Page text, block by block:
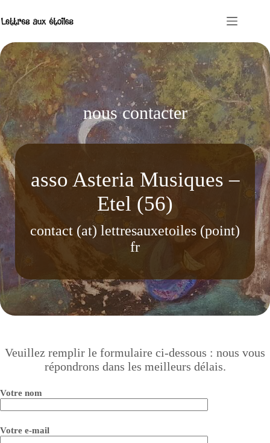
au
contenu
nous contacter
asso Asteria Musiques –
Etel (56)
contact (at) lettresauxetoiles (point)
fr
Veuillez remplir le formulaire ci-dessous : nous vous
répondrons dans les meilleurs délais.
Votre nom
Votre e-mail